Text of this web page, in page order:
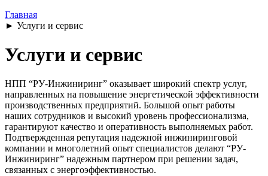
Главная
► Услуги и сервис
Услуги и сервис
НПП “РУ-Инжиниринг” оказывает широкий спектр услуг,
направленных на повышение энергетической эффективности
производственных предприятий. Большой опыт работы
наших сотрудников и высокий уровень профессионализма,
гарантируют качество и оперативность выполняемых работ.
Подтвержденная репутация надежной инжиниринговой
компании и многолетний опыт специалистов делают “РУ-
Инжиниринг” надежным партнером при решении задач,
связанных с энергоэффективностью.